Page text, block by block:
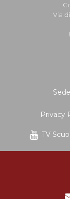
Via
Privacy
TV